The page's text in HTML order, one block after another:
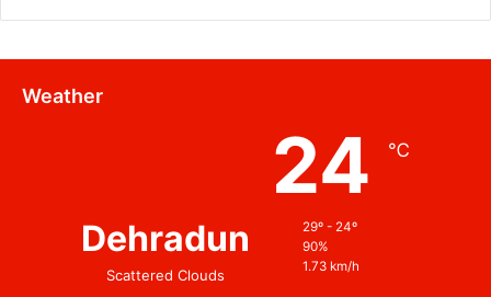
Weather
Dehradun
Scattered Clouds
24 ℃
29º - 24º
90%
1.73 km/h